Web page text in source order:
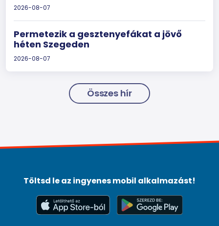
2026-08-07
Permetezik a gesztenyefákat a jövő
héten Szegeden
2026-08-07
Összes hír
Töltsd le az ingyenes mobil alkalmazást!